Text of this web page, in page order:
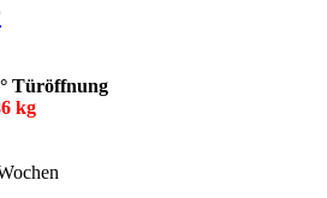
Türöffnung
kg